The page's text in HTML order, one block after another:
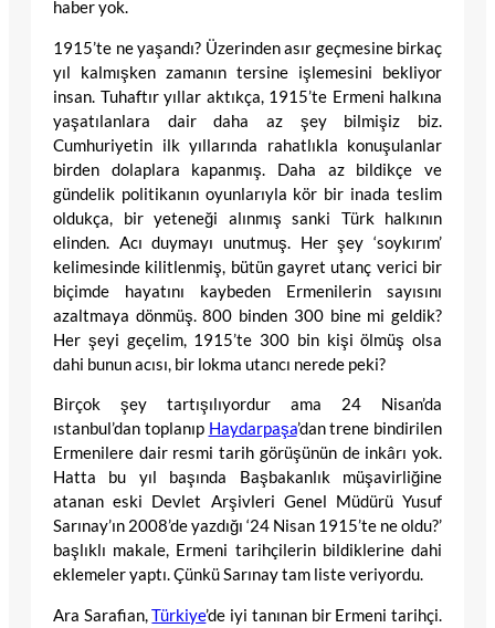
haber yok.
1915’te ne yaşandı? Üzerinden asır geçmesine birkaç
yıl kalmışken zamanın tersine işlemesini bekliyor
insan. Tuhaftır yıllar aktıkça, 1915’te Ermeni halkına
yaşatılanlara dair daha az şey bilmişiz biz.
Cumhuriyetin ilk yıllarında rahatlıkla konuşulanlar
birden dolaplara kapanmış. Daha az bildikçe ve
gündelik politikanın oyunlarıyla kör bir inada teslim
oldukça, bir yeteneği alınmış sanki Türk halkının
elinden. Acı duymayı unutmuş. Her şey ‘soykırım’
kelimesinde kilitlenmiş, bütün gayret utanç verici bir
biçimde hayatını kaybeden Ermenilerin sayısını
azaltmaya dönmüş. 800 binden 300 bine mi geldik?
Her şeyi geçelim, 1915’te 300 bin kişi ölmüş olsa
dahi bunun acısı, bir lokma utancı nerede peki?
Birçok şey tartışılıyordur ama 24 Nisan’da
ıstanbul’dan toplanıp Haydarpaşa’dan trene bindirilen
Ermenilere dair resmi tarih görüşünün de inkârı yok.
Hatta bu yıl başında Başbakanlık müşavirliğine
atanan eski Devlet Arşivleri Genel Müdürü Yusuf
Sarınay’ın 2008’de yazdığı ‘24 Nisan 1915’te ne oldu?’
başlıklı makale, Ermeni tarihçilerin bildiklerine dahi
eklemeler yaptı. Çünkü Sarınay tam liste veriyordu.
Ara Sarafian,Türkiye’de iyi tanınan bir Ermeni tarihçi.